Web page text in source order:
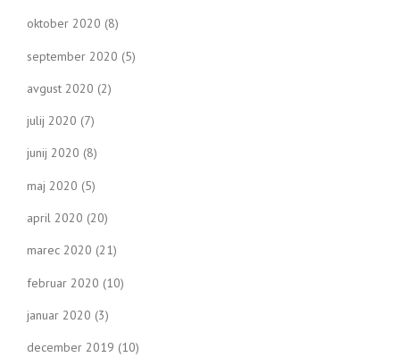
oktober 2020 (8)
september 2020 (5)
avgust 2020 (2)
julij 2020 (7)
junij 2020 (8)
maj 2020 (5)
april 2020 (20)
marec 2020 (21)
februar 2020 (10)
januar 2020 (3)
december 2019 (10)